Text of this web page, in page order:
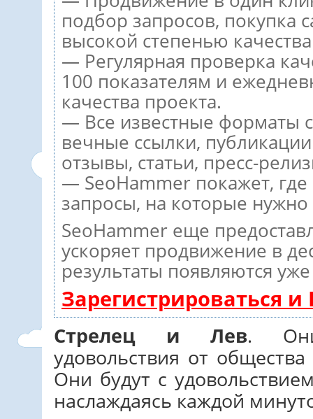
подбор запросов, покупка
высокой степенью
— Регулярная проверка
100 показателям и
качества проекта.
— Все известные форматы
вечные ссылки,
отзывы, статьи, пресс-
— SeoHammer покажет,
запросы, на которые
SeoHammer еще
ускоряет продвижение в
результаты появляются
Зарегистрироваться
Стрелец и Лев.
удовольствия от
Они будут с
наслаждаясь каждой